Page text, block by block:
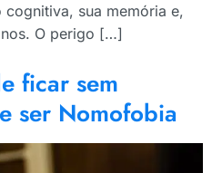
sua memória e,
O perigo […]
ficar sem
ser Nomofobia